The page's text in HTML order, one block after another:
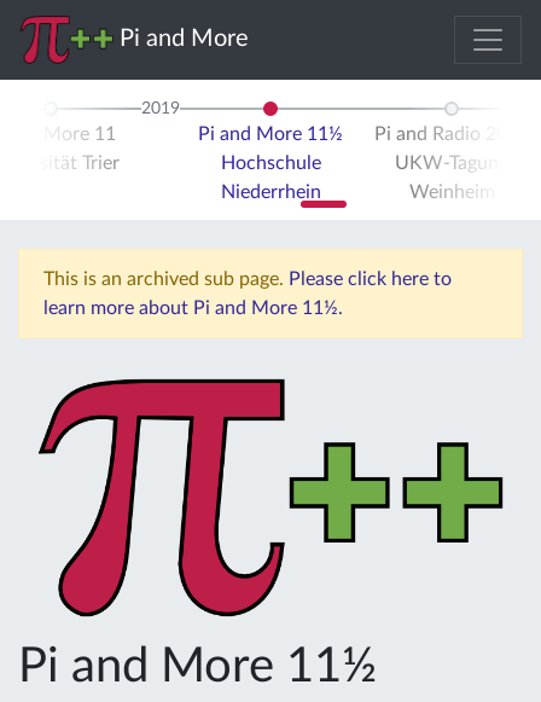
Pi and More
and More 11
Trier
2019
Pi and More 11½
Hochschule
Niederrhein
Pi and Radio 2019
UKW-Tagung
Weinheim
This is an archived sub page. Please click here to
learn more about Pi and More 11½.
Pi and More 11½